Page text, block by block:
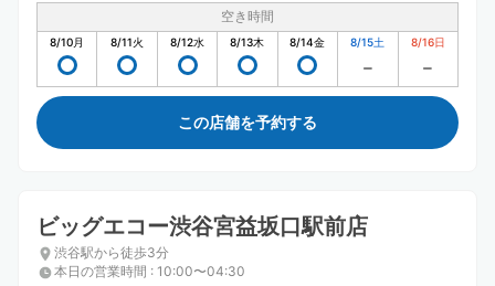
空き時間
8/10月 8/11火 8/12水 8/13木 8/14金 8/15土 8/16日
この店舗を予約する
ビッグエコー渋谷宮益坂口駅前店
渋谷駅から徒歩3分
本日の営業時間 : 10:00〜04:30